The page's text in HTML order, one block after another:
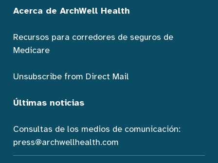
Acerca de ArchWell Health
Recursos para corredores de seguros de
Medicare
Unsubscribe from Direct Mail
Últimas noticias
Consultas de los medios de comunicación:
press@archwellhealth.com